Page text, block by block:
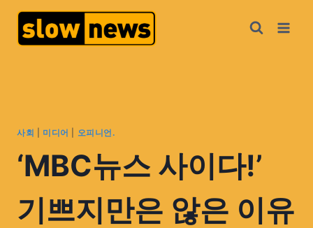
사회 미디어 오피니언.
‘MBC뉴스 사이다!’
기쁘지만은 않은 이유